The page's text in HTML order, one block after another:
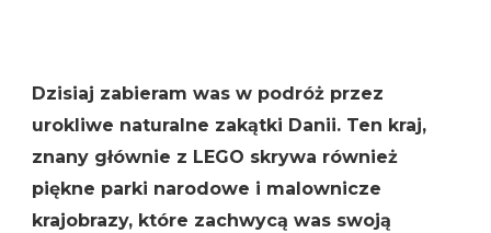
Dzisiaj zabieram was w podróż przez
urokliwe naturalne zakątki Danii. Ten kraj,
znany głównie z LEGO skrywa również
piękne parki narodowe i malownicze
krajobrazy, które zachwycą was swoją